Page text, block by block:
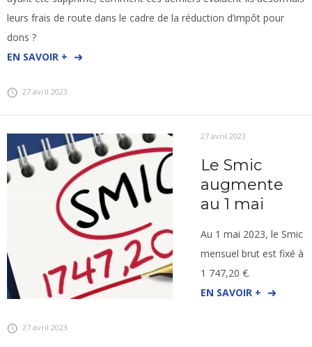
leurs frais de route dans le cadre de la réduction d’impôt pour
dons ?
EN SAVOIR +
27 avril 2023
27 avril 2023
Le Smic
augmente
au 1 mai
Au 1 mai 2023, le Smic
mensuel brut est fixé à
1 747,20 €.
EN SAVOIR +
27 avril 2023